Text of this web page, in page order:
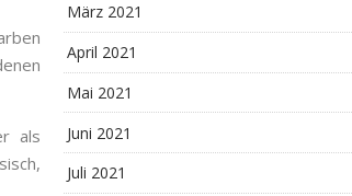
als
März 2021
April 2021
Mai 2021
Juni 2021
Juli 2021